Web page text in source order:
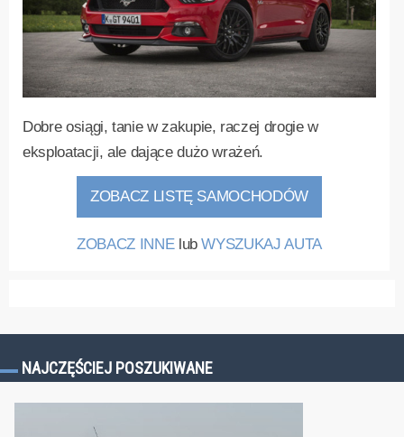
Dobre osiągi, tanie w zakupie, raczej drogie w
eksploatacji, ale dające dużo wrażeń.
ZOBACZ LISTĘ SAMOCHODÓW
ZOBACZ INNElubWYSZUKAJ AUTA
NAJCZĘŚCIEJ POSZUKIWANE